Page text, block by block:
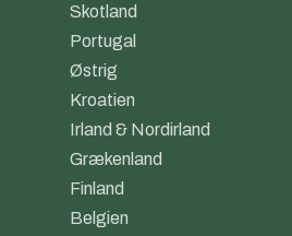
Skotland
Portugal
Østrig
Kroatien
Irland & Nordirland
Grækenland
Finland
Belgien